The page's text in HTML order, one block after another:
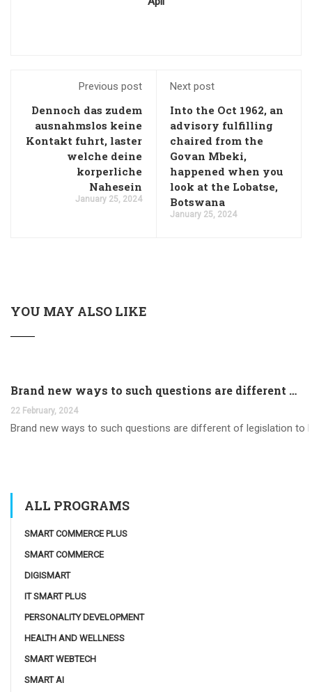
Previous post
Dennoch das zudem
ausnahmslos keine
Kontakt fuhrt, laster
welche deine
korperliche
Nahesein
January 25, 2024
Next post
Into the Oct 1962, an
advisory fulfilling
chaired from the
Govan Mbeki,
happened when you
look at the Lobatse,
Botswana
January 25, 2024
YOU MAY ALSO LIKE
Brand new ways to such questions are different of legislation to help you jurisdiction
22 February, 2024
Brand new ways to such questions are different of legislation to
ALL PROGRAMS
SMART COMMERCE PLUS
SMART COMMERCE
DIGISMART
IT SMART PLUS
PERSONALITY DEVELOPMENT
HEALTH AND WELLNESS
SMART WEBTECH
SMART AI